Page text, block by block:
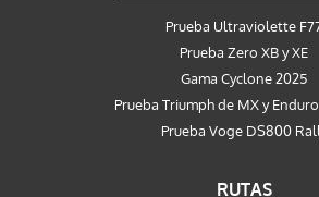
Prueba Ultraviolette
Prueba Zero XB y XE
Gama Cyclone 2025
Prueba Triumph de MX y
Prueba Voge DS800
RUTAS